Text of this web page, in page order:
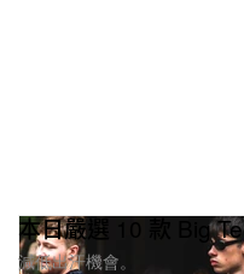
本日嚴選 10 款 Big
減低出汗機會。